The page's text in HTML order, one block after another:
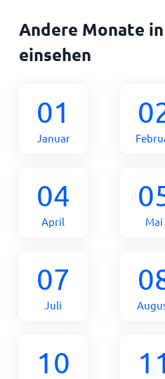
Andere Monate
einsehen
01
Januar
04
April Mai
07
Juli
10 11